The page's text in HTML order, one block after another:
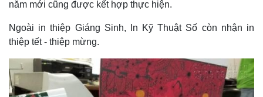
năm mới cũng được kết hợp thực hiện.
Ngoài in thiệp Giáng Sinh, In Kỹ Thuật Số còn nhận in
thiệp tết - thiệp mừng.